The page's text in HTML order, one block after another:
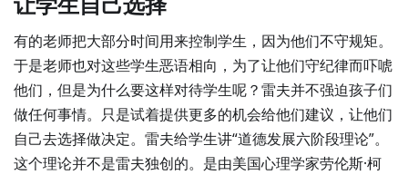
有的老师把大部分时间用来控制学生，因为他们不守规矩。
于是老师也对这些学生恶语相向，为了让他们守纪律而吓唬
他们，但是为什么要这样对待学生呢？雷夫并不强迫孩子们
做任何事情。只是试着提供更多的机会给他们建议，让他们
自己去选择做决定。雷夫给学生讲“道德发展六阶段理论”。
这个理论并不是雷夫独创的。是由美国心理学家劳伦斯·柯